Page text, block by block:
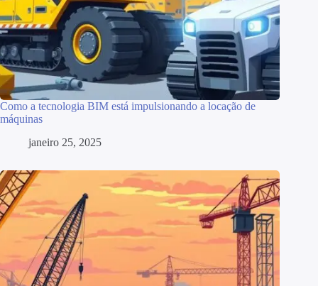
Como a tecnologia BIM está impulsionando a locação de
máquinas
janeiro 25, 2025